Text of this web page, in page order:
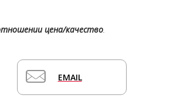
цена/качество.
EMAIL